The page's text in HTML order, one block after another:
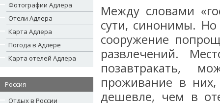
Фотографии Адлера
Отели Адлера
Карта Адлера
Погода в Адлере
Карта отелей Адлера
Россия
Отдых в России
Между словами
сути, синонимы. Но
сооружение
развлечений.
позавтракать,
проживание в них,
дешевле, чем в